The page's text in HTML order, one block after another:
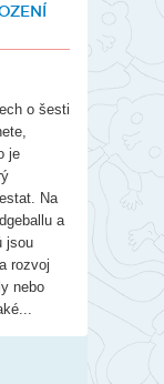
o šesti
je
Na
a
jsou
rozvoj
nebo